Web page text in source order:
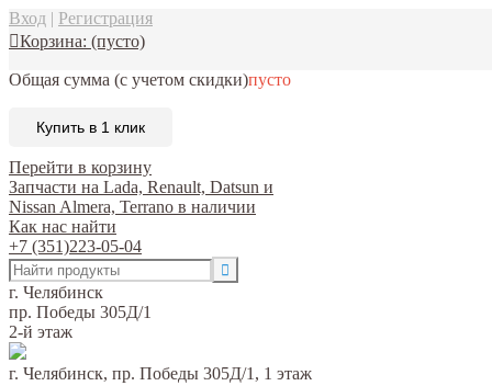
Вход | Регистрация
Корзина: (пусто)
Общая сумма (с учетом скидки)пусто
Купить в 1 клик
Перейти в корзину
Запчасти на Lada, Renault, Datsun и
Nissan Almera, Terrano в наличии
Как нас найти
+7 (351)223-05-04
г. Челябинск
пр. Победы 305Д/1
2-й этаж
г. Челябинск, пр. Победы 305Д/1, 1 этаж